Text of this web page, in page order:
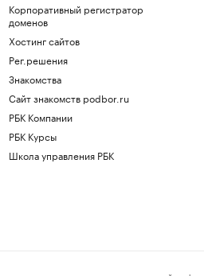
Корпоративный регистратор
доменов
Хостинг сайтов
Рег.решения
Знакомства
Сайт знакомств podbor.ru
РБК Компании
РБК Курсы
Школа управления РБК